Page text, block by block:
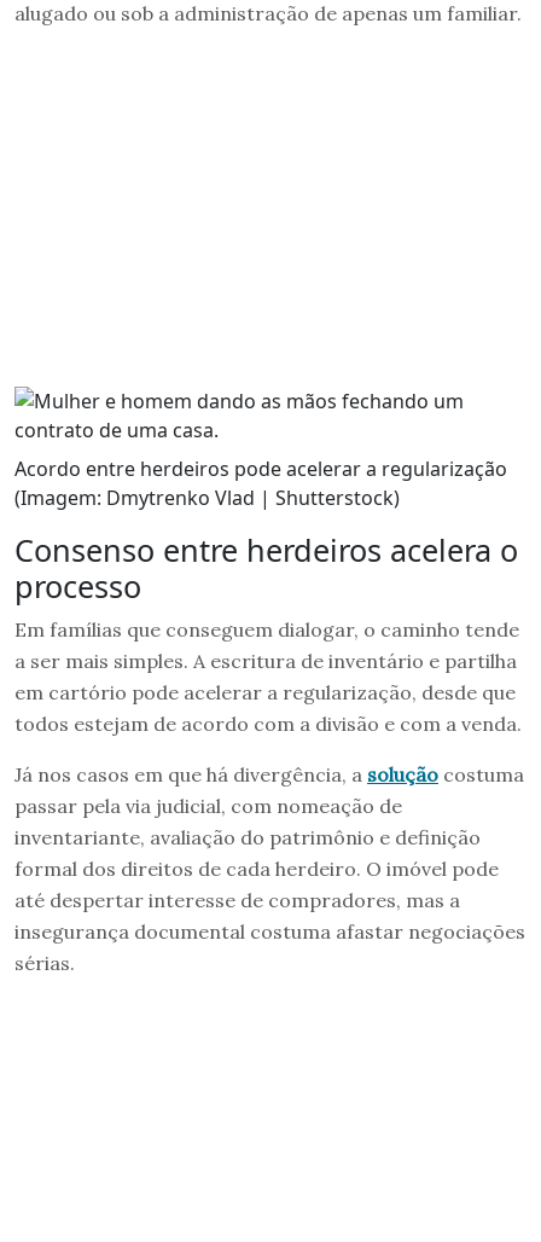
alugado ou sob a administração de apenas um familiar.
Acordo entre herdeiros pode acelerar a regularização
(Imagem: Dmytrenko Vlad | Shutterstock)
Consenso entre herdeiros acelera o
processo
Em famílias que conseguem dialogar, o caminho tende
a ser mais simples. A escritura de inventário e partilha
em cartório pode acelerar a regularização, desde que
todos estejam de acordo com a divisão e com a venda.
Já nos casos em que há divergência, a solução costuma
passar pela via judicial, com nomeação de
inventariante, avaliação do patrimônio e definição
formal dos direitos de cada herdeiro. O imóvel pode
até despertar interesse de compradores, mas a
insegurança documental costuma afastar negociações
sérias.